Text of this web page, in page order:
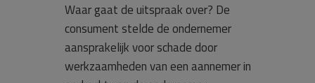
Waar gaat de uitspraak over? De
consument stelde de ondernemer
aansprakelijk voor schade door
werkzaamheden van een aannemer in